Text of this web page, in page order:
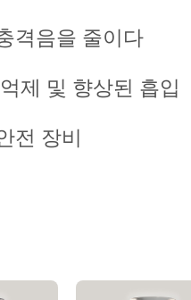
격음을 줄이다
제 및 향상된 흡입
전 장비